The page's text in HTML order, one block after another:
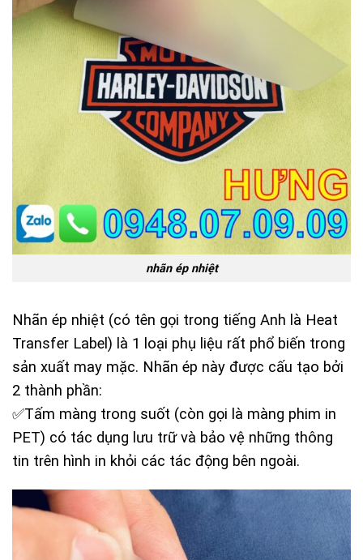
nhãn ép nhiệt
Nhãn ép nhiệt (có tên gọi trong tiếng Anh là Heat
Transfer Label) là 1 loại phụ liệu rất phổ biến trong
sản xuất may mặc. Nhãn ép này được cấu tạo bởi
2 thành phần:
✅Tấm màng trong suốt (còn gọi là màng phim in
PET) có tác dụng lưu trữ và bảo vệ những thông
tin trên hình in khỏi các tác động bên ngoài.